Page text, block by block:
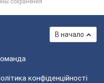
сохранения
В начало
конфіденційності